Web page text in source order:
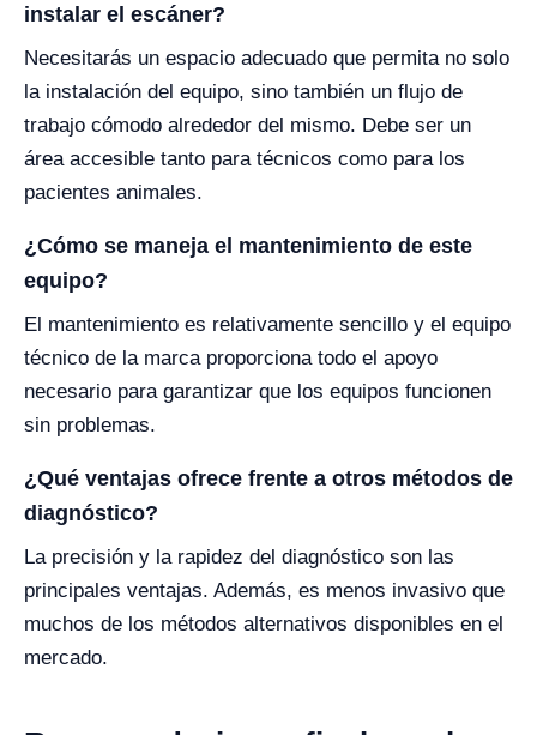
instalar el escáner?
Necesitarás un espacio adecuado que permita no solo
la instalación del equipo, sino también un flujo de
trabajo cómodo alrededor del mismo. Debe ser un
área accesible tanto para técnicos como para los
pacientes animales.
¿Cómo se maneja el mantenimiento de este
equipo?
El mantenimiento es relativamente sencillo y el equipo
técnico de la marca proporciona todo el apoyo
necesario para garantizar que los equipos funcionen
sin problemas.
¿Qué ventajas ofrece frente a otros métodos de
diagnóstico?
La precisión y la rapidez del diagnóstico son las
principales ventajas. Además, es menos invasivo que
muchos de los métodos alternativos disponibles en el
mercado.